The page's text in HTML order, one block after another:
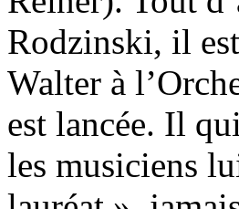
Rodzinski, il
Walter à
est lancée. Il
les musiciens